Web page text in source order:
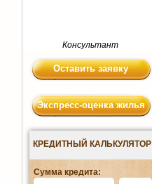
Консультант
Оставить заявку
Экспресс-оценка жилья
КРЕДИТНЫЙ КАЛЬКУЛЯТОР
Сумма кредита: